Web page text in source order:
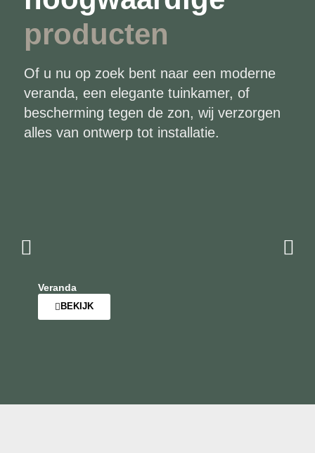
producten
Of u nu op zoek bent naar een moderne
veranda, een elegante tuinkamer, of
bescherming tegen de zon, wij verzorgen
alles van ontwerp tot installatie.
Veranda
BEKIJK